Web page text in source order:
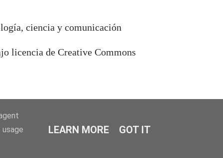
ciencia y comunicación
licencia de Creative Commons
LEARN MORE GOT IT